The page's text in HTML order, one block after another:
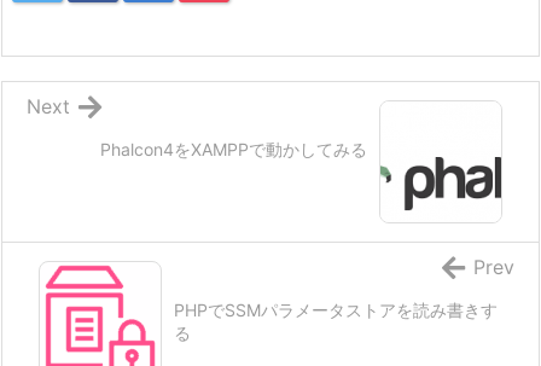
Phalcon4をXAMPPで動かしてみる
Next
PHPでSSMパラメータストアを読み書きす
る
Prev